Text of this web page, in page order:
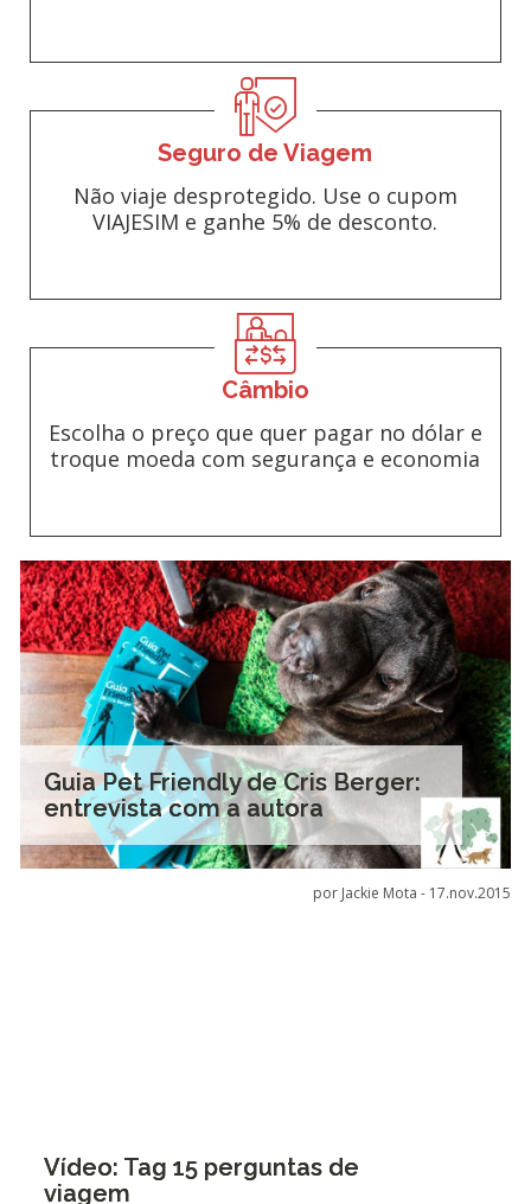
Seguro de Viagem
Não viaje desprotegido. Use o cupom
VIAJESIM e ganhe 5% de desconto.
Câmbio
Escolha o preço que quer pagar no dólar e
troque moeda com segurança e economia
Guia Pet Friendly de Cris Berger:
entrevista com a autora
por Jackie Mota - 17.nov.2015
Vídeo: Tag 15 perguntas de
viagem